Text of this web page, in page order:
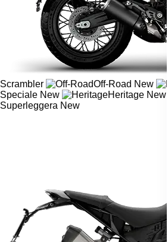
Scrambler Off-Road New
Speciale New Heritage New
Superleggera New